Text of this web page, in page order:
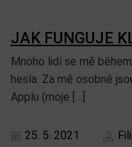
JAK FUNGUJE
Mnoho lidí se mě
hesla. Za mě osobně
Applu (moje […]
25. 5. 2021